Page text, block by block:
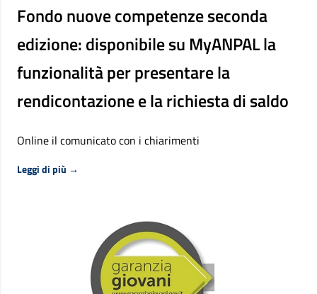
Fondo nuove competenze seconda
edizione: disponibile su MyANPAL la
funzionalità per presentare la
rendicontazione e la richiesta di saldo
Online il comunicato con i chiarimenti
Leggi di più →